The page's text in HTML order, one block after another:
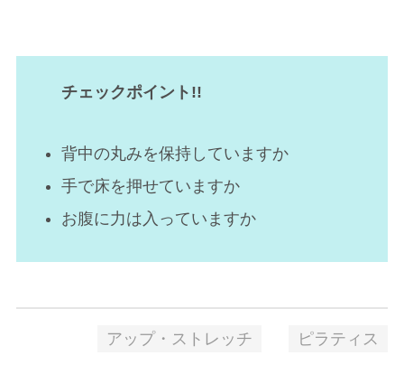
チェックポイント!!
背中の丸みを保持していますか
手で床を押せていますか
お腹に力は入っていますか
アップ・ストレッチ ピラティス